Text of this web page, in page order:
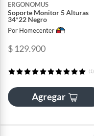
ERGONOMUS
Soporte Monitor 5 Alturas
34*22 Negro
Por Homecenter
$ 129.900
(1)
Agregar